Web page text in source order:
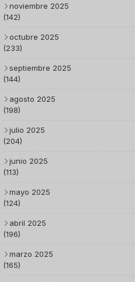
noviembre 2025
(142)
octubre 2025
(233)
septiembre 2025
(144)
agosto 2025
(198)
julio 2025
(204)
junio 2025
(113)
mayo 2025
(124)
abril 2025
(196)
marzo 2025
(165)